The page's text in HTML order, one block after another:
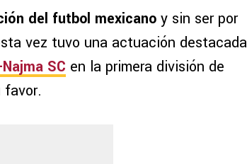
del futbol mexicano y sin ser por
vez tuvo una actuación destacada
SC en la primera división de
favor.